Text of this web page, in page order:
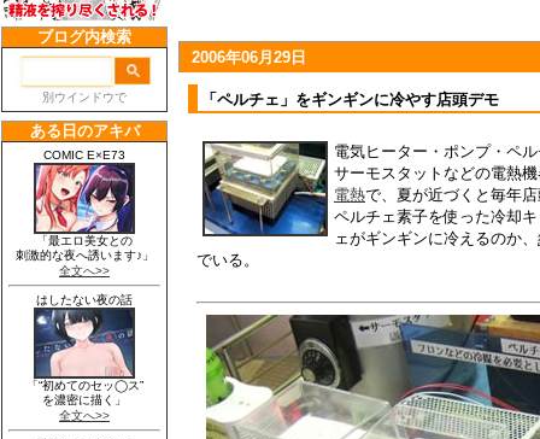
2006年06月29日
「ペルチェ」をギンギンに冷やす店頭デモ
電気ヒーター・ポンプ・ペ
サーモスタットなどの電熱
電熱で、夏が近づくと毎年
ペルチェ素子を使った冷却
ェがギンギンに冷えるのか、
でいる。